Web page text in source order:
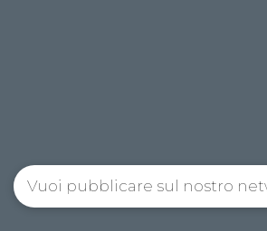
Vuoi pubblicare sul nostro